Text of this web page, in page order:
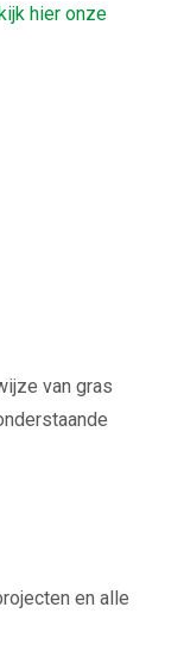
hier onze
van gras
en alle